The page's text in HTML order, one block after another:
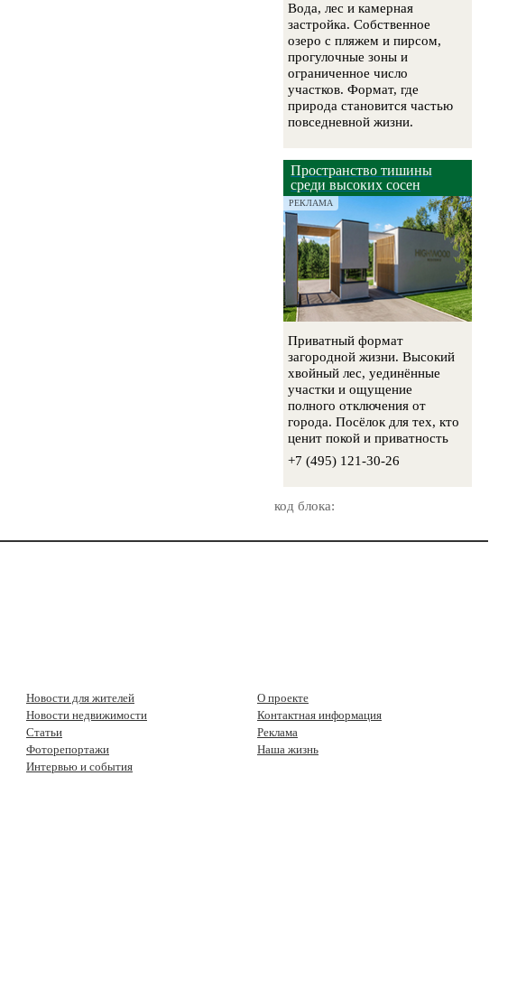
Вода, лес и камерная
застройка. Собственное
озеро с пляжем и пирсом,
прогулочные зоны и
ограниченное число
участков. Формат, где
природа становится частью
повседневной жизни.
Пространство тишины
среди высоких сосен
РЕКЛАМА
Приватный формат
загородной жизни. Высокий
хвойный лес, уединённые
участки и ощущение
полного отключения от
города. Посёлок для тех, кто
ценит покой и приватность
+7 (495) 121-30-26
код блока:
Новости для жителей
Новости недвижимости
Статьи
Фоторепортажи
Интервью и события
О проекте
Контактная информация
Реклама
Наша жизнь